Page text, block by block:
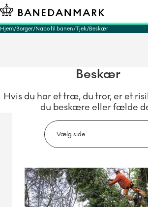
Hjem Borger Nabo til banen Tjek Beskær
Beskær
Hvis du har et træ, du tror, er et
du beskære eller fælde